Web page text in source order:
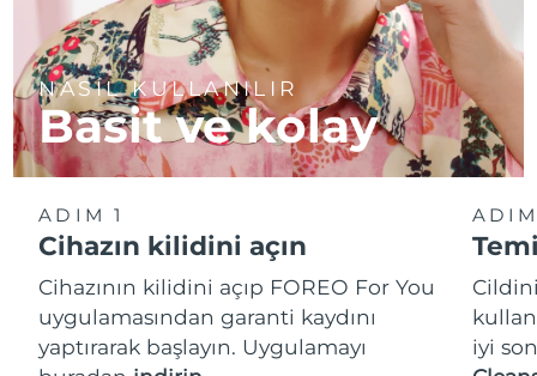
NASIL KULLANILIR
Basit ve kolay
ADIM 1
Cihazın kilidini açın
Cihazının kilidini açıp FOREO For You
uygulamasından garanti kaydını
yaptırarak başlayın. Uygulamayı
iyi